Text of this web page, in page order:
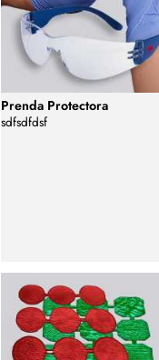
Prenda Protectora
sdfsdfdsf